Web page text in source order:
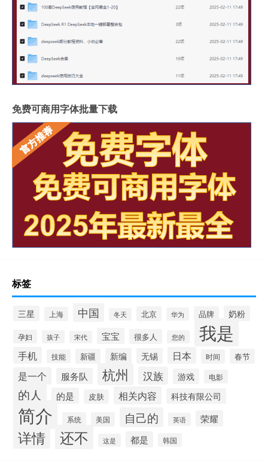
免费可商用字体批量下载
标签
三星 上海 中国 冬天 北京 华为 品牌 奶粉
孕妇 孩子 宋代 宝宝 很多人 您的 我是
手机 技能 新疆 新编 无锡 日本 时间 春节
是一个 服务队 杭州 汉族 游戏 电影
的人 的是 皮肤 相关内容 科技有限公司
简介 系统 美国 自己的 英语 荣耀
详情 还不 这是 都是 韩国